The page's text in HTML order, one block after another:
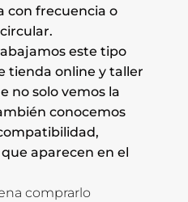
con frecuencia o
este tipo
tienda online y taller
no solo vemos la
conocemos
aparecen en el
comprarlo